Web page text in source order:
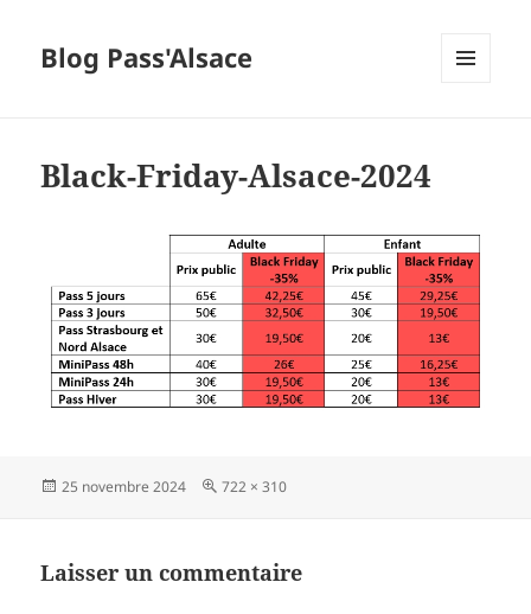
Blog Pass'Alsace
Black-Friday-Alsace-2024
Publié
25 novembre 2024
Taille
722 × 310
Laisser un commentaire